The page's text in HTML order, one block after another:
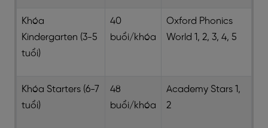
Khóa
Kindergarten (3-5
tuổi)
40
buổi/khóa
Oxford Phonics
World 1, 2, 3, 4, 5
Khóa Starters (6-7
tuổi)
48
buổi/khóa
Academy Stars 1,
2